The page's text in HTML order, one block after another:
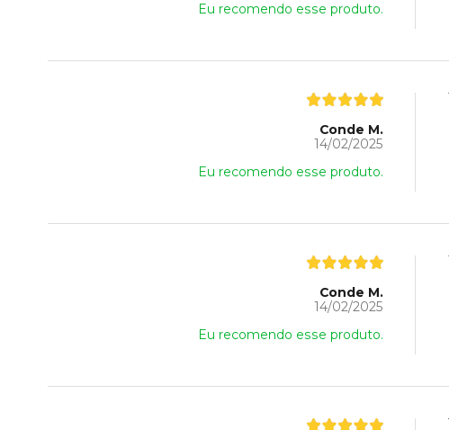
Eu recomendo esse produto.
Conde M.
14/02/2025
Eu recomendo esse produto.
Conde M.
14/02/2025
Eu recomendo esse produto.